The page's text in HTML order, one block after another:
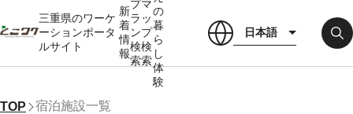
三重県のワーケ
ーションポータ
ルサイト
新
着
情
報
プ
ラ
ン
検
索
マ
ッ
プ
検
索
の
暮
ら
し
体
験
日本語
TOP 宿泊施設一覧